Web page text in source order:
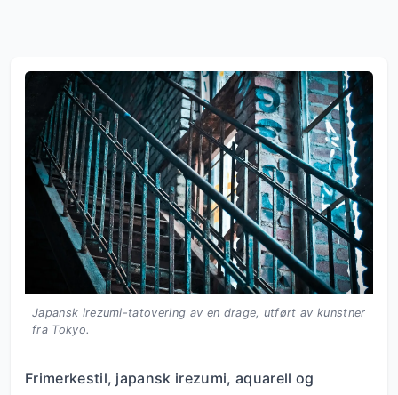
Japansk irezumi-tatovering av en drage, utført av kunstner
fra Tokyo.
Frimerkestil, japansk irezumi, aquarell og